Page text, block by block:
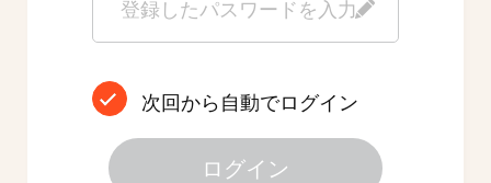
次回から自動でログイン
ログイン